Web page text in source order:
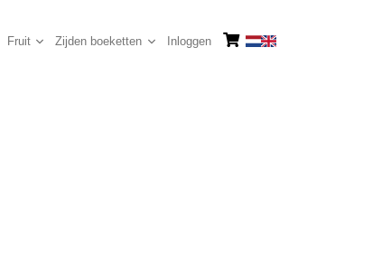
Fruit Zijden boeketten Inloggen